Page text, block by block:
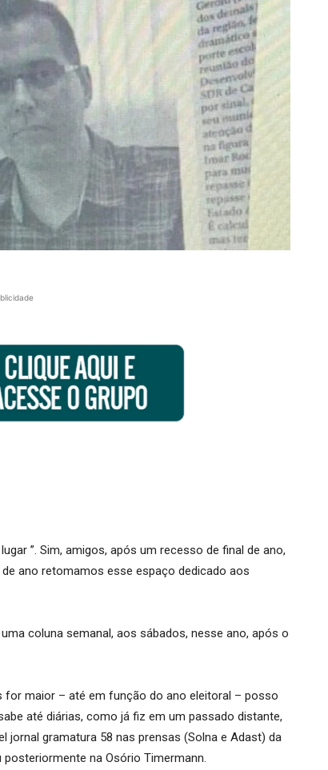
”. Sim, amigos, após um recesso de final de ano,
ano retomamos esse espaço dedicado aos
coluna semanal, aos sábados, nesse ano, após o
maior – até em função do ano eleitoral – posso
até diárias, como já fiz em um passado distante,
jornal gramatura 58 nas prensas (Solna e Adast) da
na Osório Timermann.